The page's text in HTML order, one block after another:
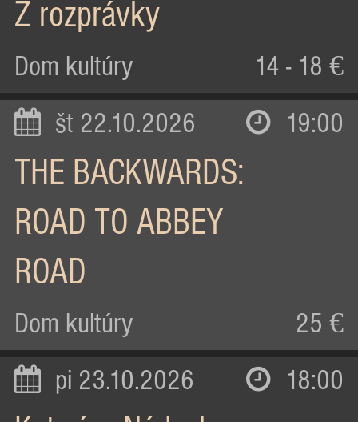
Z rozprávky
Dom kultúry 14 - 18 €
št 22.10.2026 19:00
THE BACKWARDS:
ROAD TO ABBEY
ROAD
Dom kultúry 25 €
pi 23.10.2026 18:00